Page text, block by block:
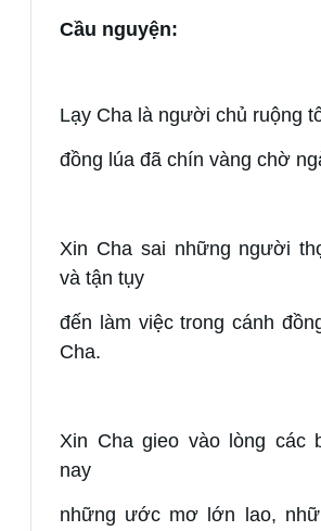
Cầu nguyện:
Lạy Cha là người chủ ruộng
đồng lúa đã chín vàng chờ
Xin Cha sai những người
và tận tụy
đến làm việc trong cánh
Cha.
Xin Cha gieo vào lòng các
nay
những ước mơ lớn lao,